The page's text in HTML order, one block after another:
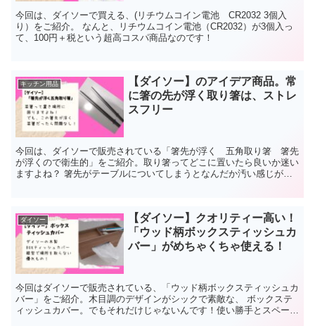
今回は、ダイソーで買える、(リチウムコイン電池 CR2032 3個入
り）をご紹介。 なんと、リチウムコイン電池（CR2032）が3個入っ
て、100円＋税という超高コスパ商品なのです！
キッチン用品
【ダイソー】のアイデア商品。常
に箸の先が浮く取り箸は、ストレ
スフリー
今回は、ダイソーで販売されている「箸先が浮く 五角取り箸 箸先
が浮くので衛生的」をご紹介。取り箸ってどこに置いたら良いか迷い
ますよね？ 箸先がテーブルについてしまうとなんだか汚い感じがす
ダイソー
【ダイソー】クオリティー高い！
「ウッド柄ボックスティッシュカ
バー」がめちゃくちゃ使える！
今回はダイソーで販売されている、「ウッド柄ボックスティッシュカ
バー」をご紹介。木目調のデザインがシックで素敵な、 ボックステ
ィッシュカバー。でもそれだけじゃないんです！使い勝手とスペース